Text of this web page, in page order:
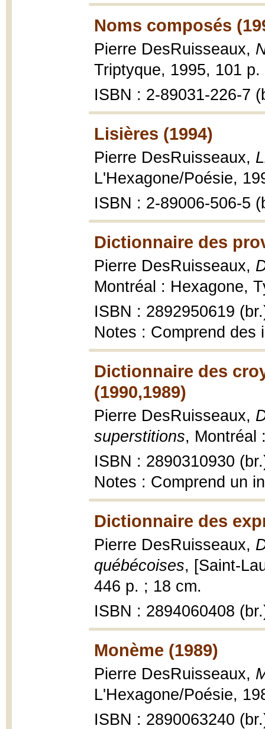
Noms composés
Pierre DesRuisseaux,
Triptyque, 1995, 101
ISBN : 2-89031-226-7
Lisières (1994)
Pierre DesRuisseaux,
L'Hexagone/Poésie,
ISBN : 2-89006-506-5
Dictionnaire des
Pierre DesRuisseaux,
Montréal : Hexagone,
ISBN : 2892950619
Notes : Comprend des
Dictionnaire des
(1990,1989)
Pierre DesRuisseaux,
superstitions, Montréal
ISBN : 2890310930
Notes : Comprend un
Dictionnaire des
Pierre DesRuisseaux,
québécoises, [Saint-
446 p. ; 18 cm.
ISBN : 2894060408
Monème (1989)
Pierre DesRuisseaux,
L'Hexagone/Poésie,
ISBN : 2890063240